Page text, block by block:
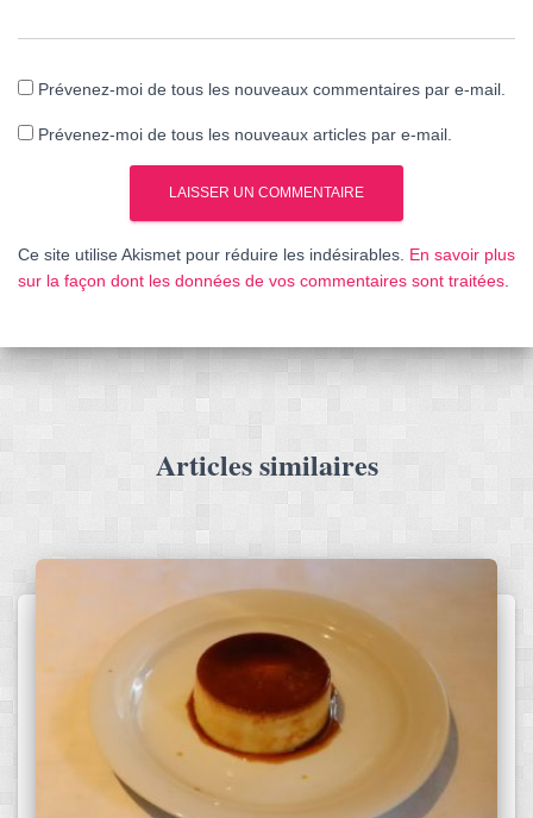
Prévenez-moi de tous les nouveaux commentaires par e-mail.
Prévenez-moi de tous les nouveaux articles par e-mail.
Ce site utilise Akismet pour réduire les indésirables. En savoir plus
sur la façon dont les données de vos commentaires sont traitées
Articles similaires